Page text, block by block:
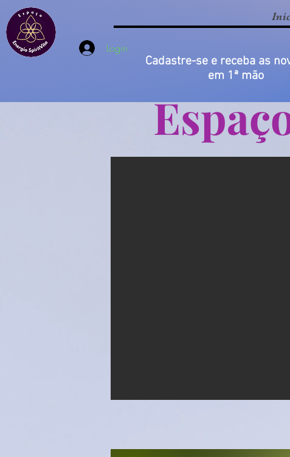
Login
Cadastre-se e receba as
em 1ª mão